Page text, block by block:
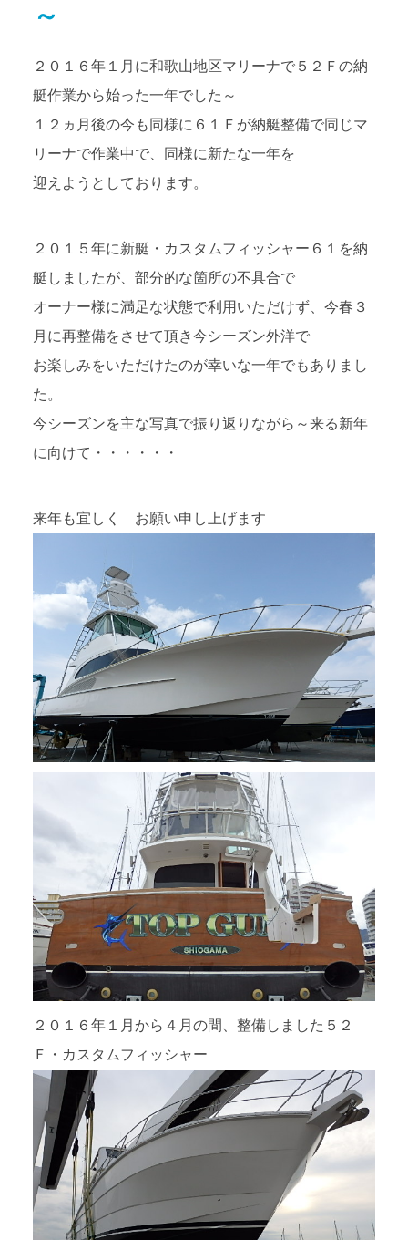
～
２０１６年１月に和歌山地区マリーナで５２Ｆの納
艇作業から始った一年でした～
１２ヵ月後の今も同様に６１Ｆが納艇整備で同じマ
リーナで作業中で、同様に新たな一年を
迎えようとしております。
２０１５年に新艇・カスタムフィッシャー６１を納
艇しましたが、部分的な箇所の不具合で
オーナー様に満足な状態で利用いただけず、今春３
月に再整備をさせて頂き今シーズン外洋で
お楽しみをいただけたのが幸いな一年でもありまし
た。
今シーズンを主な写真で振り返りながら～来る新年
に向けて・・・・・・
来年も宜しく お願い申し上げます
２０１６年１月から４月の間、整備しました５２
Ｆ・カスタムフィッシャー